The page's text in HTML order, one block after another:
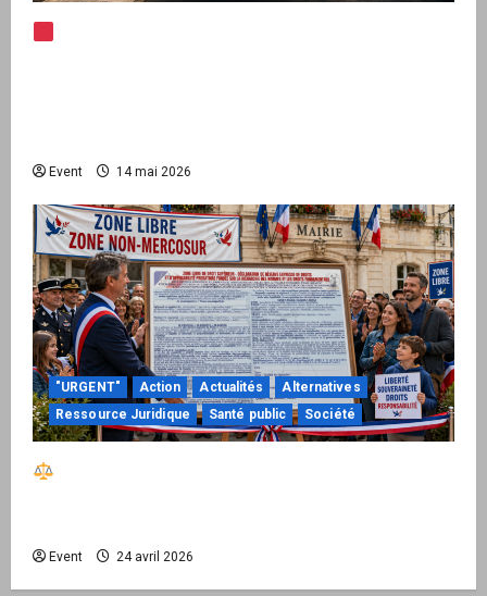
Event 14 mai 2026
"URGENT" Action Actualités
Alternatives
Ressource Juridique
Santé public Société
Event 24 avril 2026